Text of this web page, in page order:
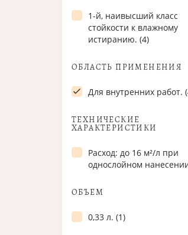
1-й, наивысший класс
стойкости к влажному
истиранию. (4)
ОБЛАСТЬ ПРИМЕНЕНИЯ
Для внутренних работ.
ТЕХНИЧЕСКИЕ
ХАРАКТЕРИСТИКИ
Расход: до 16 м²/л при
однослойном
ОБЪЕМ
0,33 л. (1)